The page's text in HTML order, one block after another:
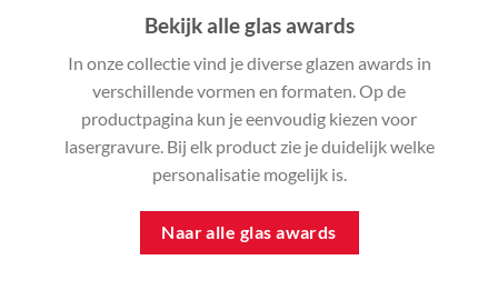
Bekijk alle glas awards
In onze collectie vind je diverse glazen awards in
verschillende vormen en formaten. Op de
productpagina kun je eenvoudig kiezen voor
lasergravure. Bij elk product zie je duidelijk welke
personalisatie mogelijk is.
Naar alle glas awards